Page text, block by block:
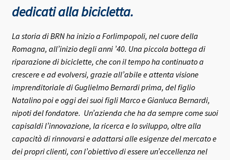
dedicati alla bicicletta.
La storia di BRN ha inizio a Forlimpopoli, nel cuore della
Romagna, all’inizio degli anni ’40. Una piccola bottega di
riparazione di biciclette, che con il tempo ha continuato a
crescere e ad evolversi, grazie all’abile e attenta visione
imprenditoriale di Guglielmo Bernardi prima, del figlio
Natalino poi e oggi dei suoi figli Marco e Gianluca Bernardi,
nipoti del fondatore. Un’azienda che ha da sempre come suoi
capisaldi l’innovazione, la ricerca e lo sviluppo, oltre alla
capacità di rinnovarsi e adattarsi alle esigenze del mercato e
dei propri clienti, con l’obiettivo di essere un’eccellenza nel